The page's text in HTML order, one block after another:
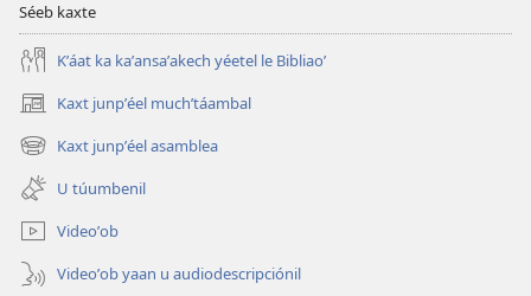
Séeb kaxte
Kʼáat ka kaʼansaʼakech yéetel le Bibliaoʼ
Kaxt junpʼéel muchʼtáambal
(opens
new
window)
Kaxt junpʼéel asamblea
(opens
new
window)
U túumbenil
Videoʼob
Videoʼob yaan u audiodescripciónil